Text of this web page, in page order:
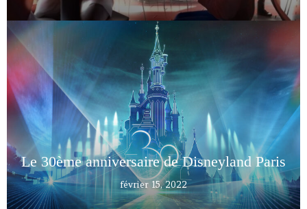
Le 30ème anniversaire de Disneyland Paris
février 15, 2022